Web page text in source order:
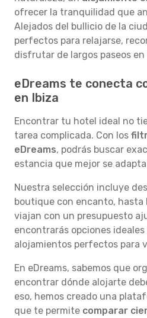
ofrecer la tranquilidad que
Alejados del bullicio de la
perfectos para relajarse,
disfrutar de largos paseos
eDreams te conecta
en Ibiza
Encontrar tu hotel ideal no
tarea complicada. Con los
eDreams, podrás buscar
estancia que mejor se
Nuestra selección incluye
boutique con encanto, hasta
viajan con un presupuesto
encontrarás opciones
alojamientos perfectos para
En eDreams, sabemos que
encontrar dónde alojarte
eso, hemos creado una
que te permite comparar